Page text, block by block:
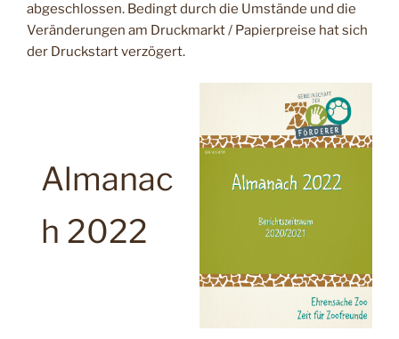
abgeschlossen. Bedingt durch die Umstände und die
Veränderungen am Druckmarkt / Papierpreise hat sich
der Druckstart verzögert.
Almanac
h 2022